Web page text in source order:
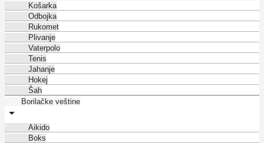
Košarka
Odbojka
Rukomet
Plivanje
Vaterpolo
Tenis
Jahanje
Hokej
Šah
Borilačke veštine
Aikido
Boks